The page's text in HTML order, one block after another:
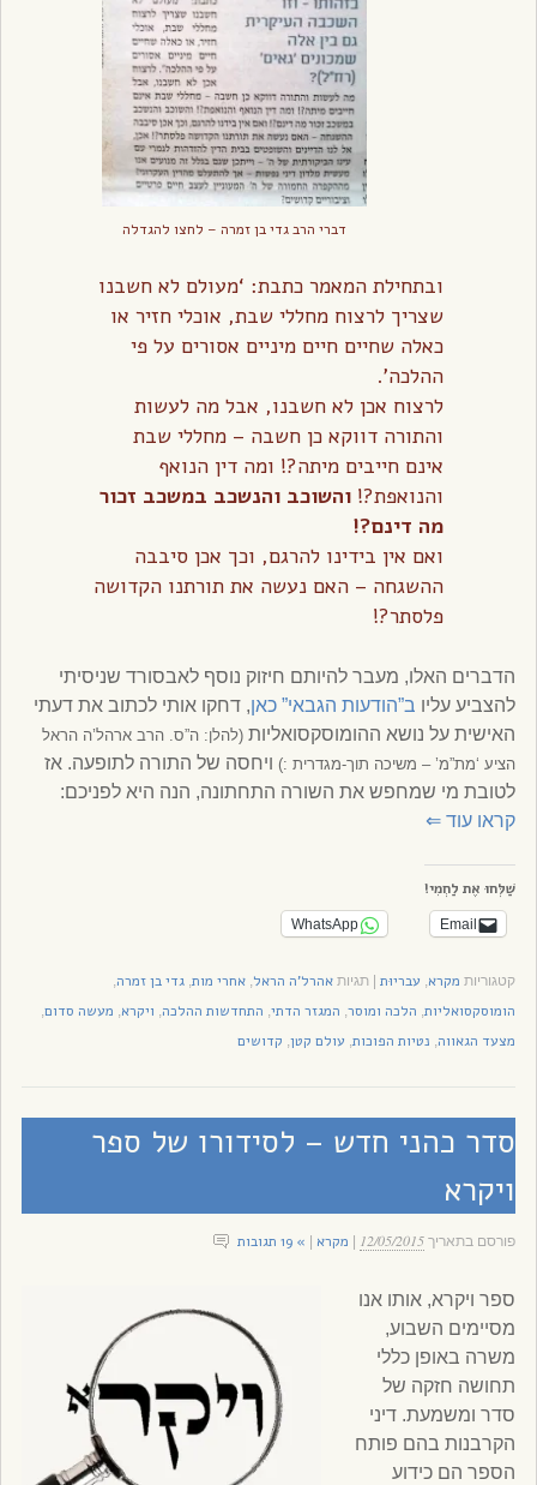
דברי הרב גדי בן זמרה – לחצו להגדלה
ובתחילת המאמר כתבת: ‘מעולם לא חשבנו
שצריך לרצוח מחללי שבת, אוכלי חזיר או
כאלה שחיים חיים מיניים אסורים על פי
ההלכה’.
לרצוח אכן לא חשבנו, אבל מה לעשות
והתורה דווקא כן חשבה – מחללי שבת
אינם חייבים מיתה?! ומה דין הנואף
והנואפת?! והשוכב והנשכב במשכב זכור
מה דינם?!
ואם אין בידינו להרגם, וכך אכן סיבבה
ההשגחה – האם נעשה את תורתנו הקדושה
פלסתר?!
הדברים האלו, מעבר להיותם חיזוק נוסף לאבסורד שניסיתי
להצביע עליו ב”הודעות הגבאי” כאן, דחקו אותי לכתוב את דעתי
האישית על נושא ההומוסקסואליות(להלן: ה”ס. הרב ארהל’ה הראל
הציע ‘מת”מ’ – משיכה תוך-מגדרית :) ויחסה של התורה לתופעה. אז
לטובת מי שמחפש את השורה התחתונה, הנה היא לפניכם:
קראו עוד⇐
שַׁלְּחוּ אֶת לַחְמִי!
Email
WhatsApp
קטגוריות מקרא, עבריוּת |תגיותאהרל'ה הראל,אחרי מות,גדי בן זמרה,
הומוסקסואליות, הלכה ומוסר, המגזר הדתי, התחדשות ההלכה, ויקרא, מעשה סדום,
מצעד הגאווה, נטיות הפוכות, עולם קטן, קדושים
סדר כהני חדש – לסידורו של ספר
ויקרא
פורסם בתאריך12/05/2015 מקרא » 19 תגובות
ספר ויקרא, אותו אנו
מסיימים השבוע,
משרה באופן כללי
תחושה חזקה של
סדר ומשמעת. דיני
הקרבנות בהם פותח
הספר הם כידוע